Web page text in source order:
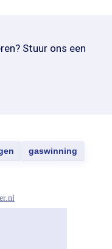
Stuur ons een
gaswinning